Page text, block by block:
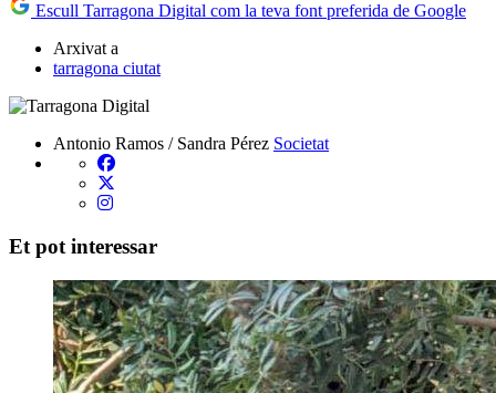
Escull Tarragona Digital com la teva font preferida de Google
Arxivat a
tarragona ciutat
Antonio Ramos / Sandra Pérez Societat
Et pot interessar